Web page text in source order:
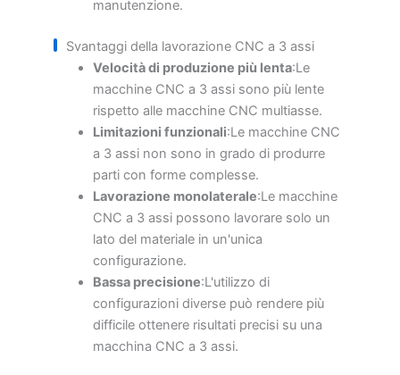
manutenzione.
Svantaggi della lavorazione CNC a 3 assi
Velocità di produzione più lenta:Le
macchine CNC a 3 assi sono più lente
rispetto alle macchine CNC multiasse.
Limitazioni funzionali:Le macchine CNC
a 3 assi non sono in grado di produrre
parti con forme complesse.
Lavorazione monolaterale:Le macchine
CNC a 3 assi possono lavorare solo un
lato del materiale in un'unica
configurazione.
Bassa precisione:L'utilizzo di
configurazioni diverse può rendere più
difficile ottenere risultati precisi su una
macchina CNC a 3 assi.